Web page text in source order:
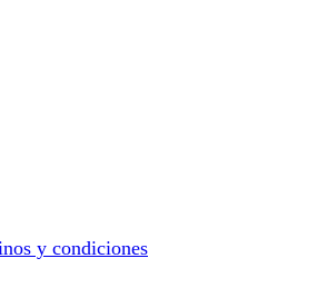
y condiciones